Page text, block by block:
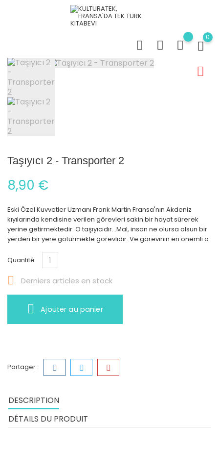
0
Taşıyıcı 2 - Transporter 2
8,90 €
Eski Özel Kuvvetler Uzmanı Frank Martin Fransa'nın Akdeniz
kıyılarında kendisine verilen görevleri sakin bir hayat sürerek
yerine getirmektedir. O taşıyıcıdır...Mal, insan ne olursa olsun bir
yerden bir yere götürmekle görevlidir. Ve görevinin en önemli ö
Quantité
 Derniers articles en stock
Ajouter au panier
Partager :
DESCRIPTION
DÉTAILS DU PRODUIT